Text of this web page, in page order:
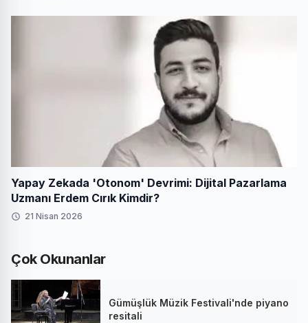
Yapay Zekada 'Otonom' Devrimi: Dijital Pazarlama
Uzmanı Erdem Cırık Kimdir?
21 Nisan 2026
Çok Okunanlar
Gümüşlük Müzik Festivali'nde piyano
resitali